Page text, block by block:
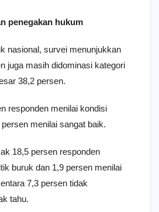
penegakan hukum
nasional, survei menunjukkan
juga masih didominasi kategori
38,2 persen.
responden menilai kondisi
menilai sangat baik.
18,5 persen responden
buruk dan 1,9 persen menilai
7,3 persen tidak
tahu.